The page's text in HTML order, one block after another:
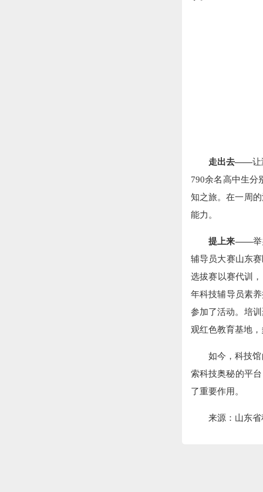
走出去——让
790余名高中生分
知之旅。在一周
能力。
提上来——
辅导员大赛山东
选拔赛以赛代训
年科技辅导员素
参加了活动。培
观红色教育基地
如今，科技
索科技奥秘的平
了重要作用。
来源：山东